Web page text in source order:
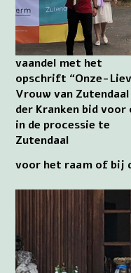
vaandel met het
opschrift “Onze-
Vrouw van
der Kranken bid voor
in de processie te
Zutendaal
voor het raam of bij